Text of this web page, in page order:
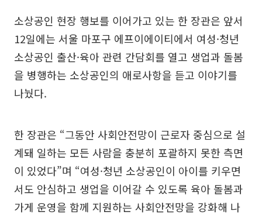
소상공인 현장 행보를 이어가고 있는 한 장관은 앞서
12일에는 서울 마포구 에프이에이티에서 여성·청년
소상공인 출산·육아 관련 간담회를 열고 생업과 돌봄
을 병행하는 소상공인의 애로사항을 듣고 이야기를
나눴다.
한 장관은 “그동안 사회안전망이 근로자 중심으로 설
계돼 일하는 모든 사람을 충분히 포괄하지 못한 측면
이 있었다”며 “여성·청년 소상공인이 아이를 키우면
서도 안심하고 생업을 이어갈 수 있도록 육아 돌봄과
가게 운영을 함께 지원하는 사회안전망을 강화해 나